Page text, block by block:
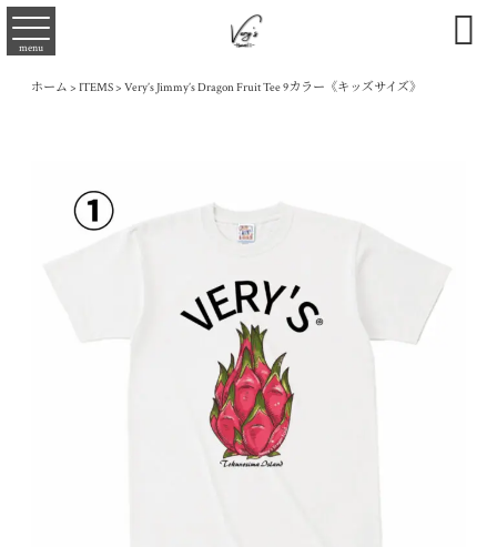
menu 
ホーム > ITEMS> Very’s Jimmy’s Dragon Fruit Tee 9カラー《キッズサイズ》